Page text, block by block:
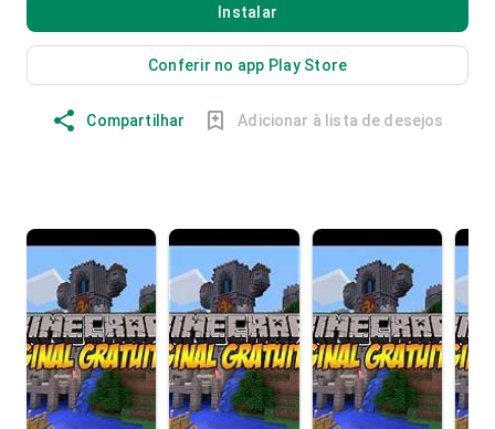
Instalar
Conferir no app Play Store
Compartilhar Adicionar à lista de desejos